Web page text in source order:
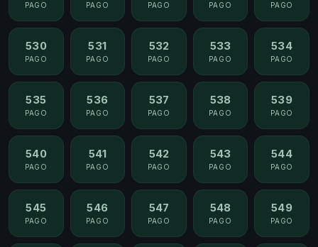
PAGO PAGO PAGO PAGO PAGO
530
PAGO
531
PAGO
532
PAGO
533
PAGO
534
PAGO
535
PAGO
536
PAGO
537
PAGO
538
PAGO
539
PAGO
540
PAGO
541
PAGO
542
PAGO
543
PAGO
544
PAGO
545
PAGO
546
PAGO
547
PAGO
548
PAGO
549
PAGO